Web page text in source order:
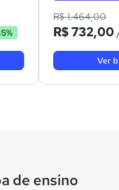
R$ 1.464,00
R$ 732,00
Ver
de ensino